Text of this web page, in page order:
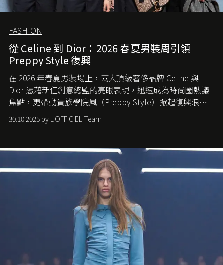
FASHION
從 Celine 到 Dior：2026 春夏男裝周引領
Preppy Style 復興
在 2026 年春夏男裝場上，兩大頂級奢侈品牌 Celine 與
Dior 憑藉新任創意總監的亮眼表現，迅速成為時尚圈熱議
焦點，更帶動貴族學院風（Preppy Style）掀起復興浪
潮，讓這股經典風格再度回到大眾視線。
30.10.2025 by L'OFFICIEL Team